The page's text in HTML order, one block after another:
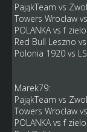
PająkTeam vs
Towers Wrocław
POLANKA vs f
Red Bull Leszno
Polonia 1920 vs
Marek79:
PająkTeam vs
Towers Wrocław
POLANKA vs f